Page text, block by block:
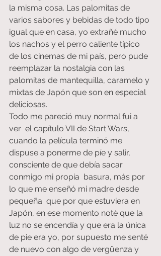
la misma cosa. Las palomitas de
varios sabores y bebidas de todo tipo
igual que en casa, yo extrañé mucho
los nachos y el perro caliente típico
de los cinemas de mi país, pero pude
reemplazar la nostalgia con las
palomitas de mantequilla, caramelo y
mixtas de Japón que son en especial
deliciosas.
Todo me pareció muy normal fui a
ver  el capítulo VII de Start Wars,
cuando la película terminó me
dispuse a ponerme de píe y salir,
consciente de que debía sacar
conmigo mi propia  basura, más por
lo que me enseñó mi madre desde
pequeña  que por que estuviera en
Japón, en ese momento noté que la
luz no se encendía y que era la única
de pie era yo, por supuesto me senté
de nuevo con algo de vergüenza y